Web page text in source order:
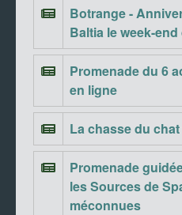
Botrange -
Baltia le week-
Promenade du 6
en ligne
La chasse du
Promenade
les Sources de
méconnues